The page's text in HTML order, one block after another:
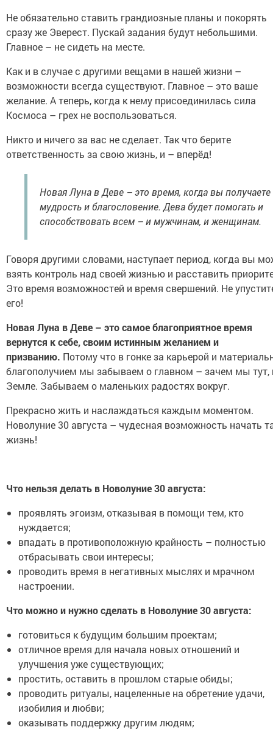
Не обязательно ставить грандиозные планы и покорять
сразу же Эверест. Пускай задания будут небольшими.
Главное – не сидеть на месте.
Как и в случае с другими вещами в нашей жизни –
возможности всегда существуют. Главное – это ваше
желание. А теперь, когда к нему присоединилась сила
Космоса – грех не воспользоваться.
Никто и ничего за вас не сделает. Так что берите
ответственность за свою жизнь, и – вперёд!
Новая Луна в Деве – это время, когда вы получаете
мудрость и благословение. Дева будет помогать и
способствовать всем – и мужчинам, и женщинам.
Говоря другими словами, наступает период, когда вы
взять контроль над своей жизнью и расставить
Это время возможностей и время свершений. Не
его!
Новая Луна в Деве – это самое благоприятное время
вернутся к себе, своим истинным желанием и
призванию. Потому что в гонке за карьерой и
благополучием мы забываем о главном – зачем мы тут,
Земле. Забываем о маленьких радостях вокруг.
Прекрасно жить и наслаждаться каждым моментом.
Новолуние 30 августа – чудесная возможность начать
жизнь!
Что нельзя делать в Новолуние 30 августа:
проявлять эгоизм, отказывая в помощи тем, кто
нуждается;
впадать в противоположную крайность – полностью
отбрасывать свои интересы;
проводить время в негативных мыслях и мрачном
настроении.
Что можно и нужно сделать в Новолуние 30 августа:
готовиться к будущим большим проектам;
отличное время для начала новых отношений и
улучшения уже существующих;
простить, оставить в прошлом старые обиды;
проводить ритуалы, нацеленные на обретение удачи,
изобилия и любви;
оказывать поддержку другим людям;